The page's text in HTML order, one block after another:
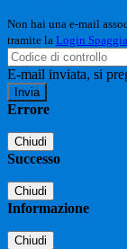
Non hai una e-mail
tramite la Login
E-mail inviata, si
Errore
Chiudi
Successo
Chiudi
Informazione
Chiudi